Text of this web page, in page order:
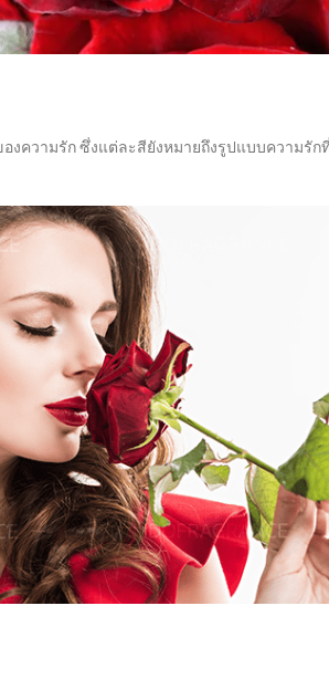
วามรัก ซึ่งแต่ละสียังหมายถึงรูปแบบความรัก